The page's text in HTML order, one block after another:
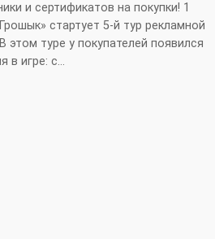
и сертификатов на покупки! 1
стартует 5-й тур рекламной
туре у покупателей появился
в игре: с…